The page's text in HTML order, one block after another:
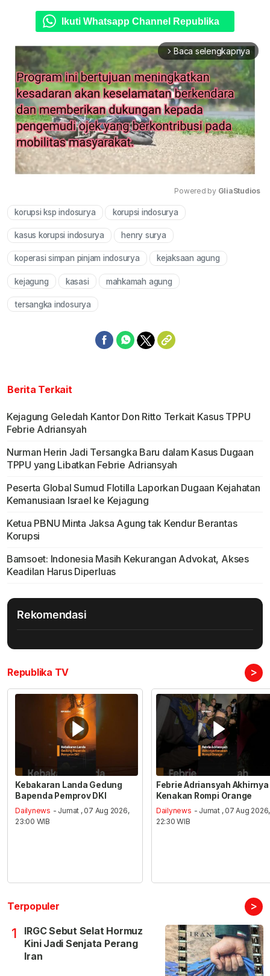
Ikuti Whatsapp Channel Republika
arrow_forward_ios Baca selengkapnya
Powered by GliaStudios
korupsi ksp indosurya korupsi indosurya
kasus korupsi indosurya henry surya
koperasi simpan pinjam indosurya kejaksaan agung
kejagung kasasi mahkamah agung
tersangka indosurya
Berita Terkait
Kejagung Geledah Kantor Don Ritto Terkait Kasus TPPU
Febrie Adriansyah
Nurman Herin Jadi Tersangka Baru dalam Kasus Dugaan
TPPU yang Libatkan Febrie Adriansyah
Peserta Global Sumud Flotilla Laporkan Dugaan Kejahatan
Kemanusiaan Israel ke Kejagung
Ketua PBNU Minta Jaksa Agung tak Kendur Berantas
Korupsi
Bamsoet: Indonesia Masih Kekurangan Advokat, Akses
Keadilan Harus Diperluas
Rekomendasi
Republika TV >
Kebakaran Landa Gedung
Bapenda Pemprov DKI
Dailynews - Jumat , 07 Aug 2026,
23:00 WIB
Febrie Adriansyah Akhirnya
Kenakan Rompi Orange
Dailynews - Jumat , 07 Aug 2026,
22:30 WIB
Terpopuler >
1
IRGC Sebut Selat Hormuz
Kini Jadi Senjata Perang
Iran